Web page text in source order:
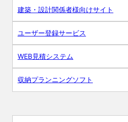
建築・設計関係者様向けサイト
ユーザー登録サービス
WEB見積システム
収納プランニングソフト